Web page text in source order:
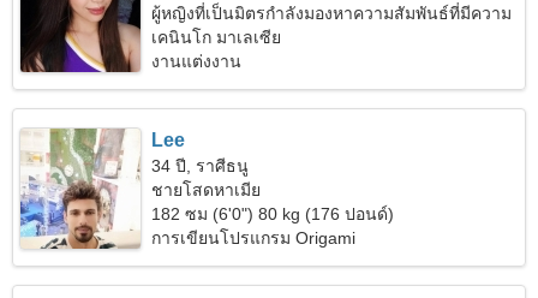
ผู้หญิงที่เป็นมิตรกำลังมองหาความสัมพันธ์ที่มีความ
รัก
เคนินโก มาเลเซีย
งานแต่งงาน
Lee
34 ปี, ราศีธนู
ชายโสดหาเมีย
182 ซม (6'0") 80 kg (176 ปอนด์)
การเขียนโปรแกรม Origami